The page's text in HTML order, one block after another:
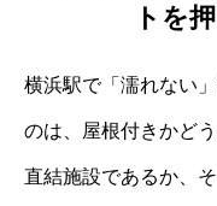
トを
横浜駅で「濡れない
のは、屋根付きかど
直結施設であるか、